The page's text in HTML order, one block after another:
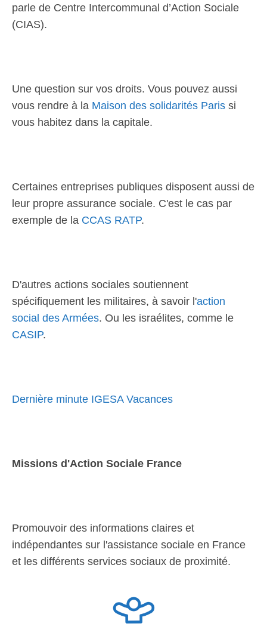
parle de Centre Intercommunal d’Action Sociale
(CIAS).
Une question sur vos droits. Vous pouvez aussi
vous rendre à la Maison des solidarités Paris si
vous habitez dans la capitale.
Certaines entreprises publiques disposent aussi de
leur propre assurance sociale. C'est le cas par
exemple de la CCAS RATP.
D'autres actions sociales soutiennent
spécifiquement les militaires, à savoir l'action
social des Armées. Ou les israélites, comme le
CASIP.
Dernière minute IGESA Vacances
Missions d'Action Sociale France
Promouvoir des informations claires et
indépendantes sur l'assistance sociale en France
et les différents services sociaux de proximité.